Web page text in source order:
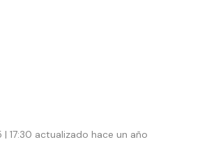
17:30 actualizado hace un año